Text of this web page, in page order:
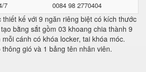
7
0084 98 2770404
kế với 9 ngăn riêng biệt có kích thước
bằng sắt gồm 03 khoang chia thành 9
cánh có khóa locker, tai khóa móc.
gió và 1 bảng tên nhân viên.